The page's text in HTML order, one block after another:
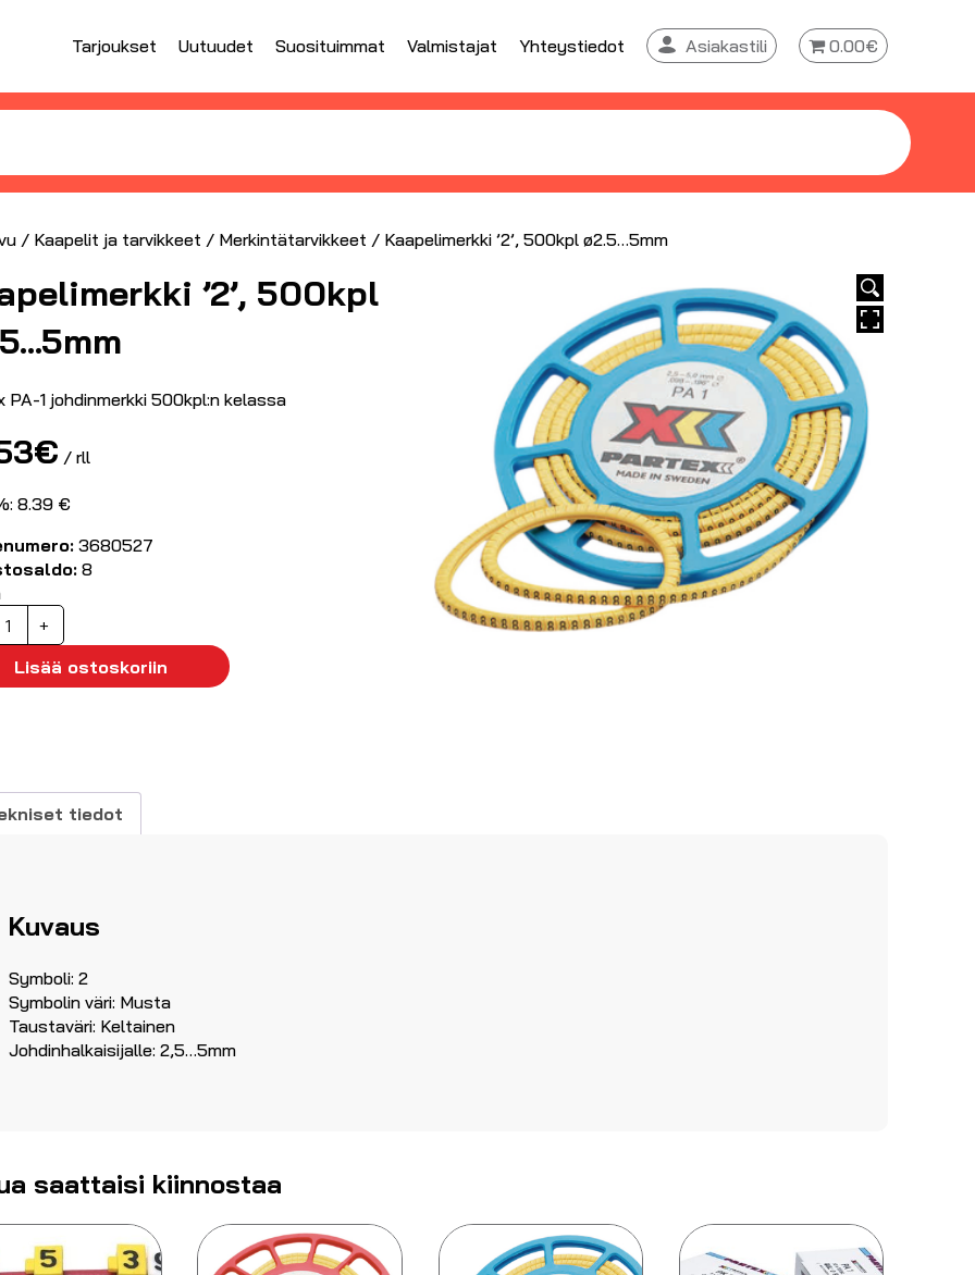
Tarjoukset Uutuudet Suosituimmat Valmistajat Yhteystiedot Asiakastili 0.00€
/ Kaapelit ja tarvikkeet / Merkintätarvikkeet / Kaapelimerkki ’2’, 500kpl ø2.5…5mm
’2’, 500kpl
PA-1 johdinmerkki 500kpl:n kelassa
€ / rll
8.39 €
3680527
8
+
Lisää ostoskoriin
tiedot
Kuvaus
Symboli: 2
Symbolin väri: Musta
Taustaväri: Keltainen
Johdinhalkaisijalle: 2,5…5mm
saattaisi kiinnostaa